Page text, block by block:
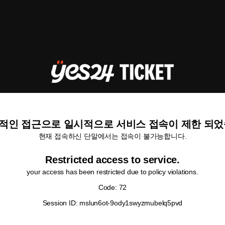
인 접근으로 일시적으로 서비스 접속이 제한 되
현재 접속하신 단말에서는 접속이 불가능합니다.
Restricted access to service.
your access has been restricted due to policy violations.
Code: 72
Session ID: mslun6ot-9ody1swyzmubelq5pvd